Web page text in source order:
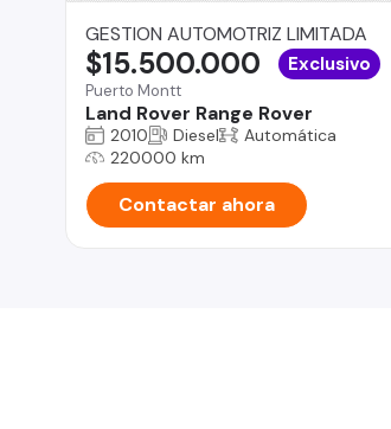
GESTION AUTOMOTRIZ LIMITADA
Puerto Montt
Land Rover Range Rover
$15.500.000 Exclusivo
2010 Diesel
Automática
220000 km
Contactar ahora